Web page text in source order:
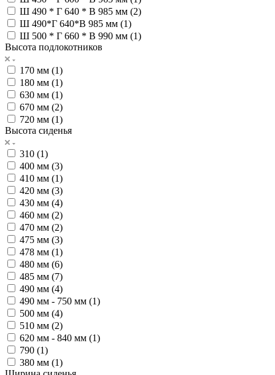
Ш 490 * Г 640 * В 985 мм (2)
Ш 490*Г 640*В 985 мм (1)
Ш 500 * Г 660 * В 990 мм (1)
Высота подлокотников
170 мм (1)
180 мм (1)
630 мм (1)
670 мм (2)
720 мм (1)
Высота сиденья
310 (1)
400 мм (3)
410 мм (1)
420 мм (3)
430 мм (4)
460 мм (2)
470 мм (2)
475 мм (3)
478 мм (1)
480 мм (6)
485 мм (7)
490 мм (4)
490 мм - 750 мм (1)
500 мм (4)
510 мм (2)
620 мм - 840 мм (1)
790 (1)
380 мм (1)